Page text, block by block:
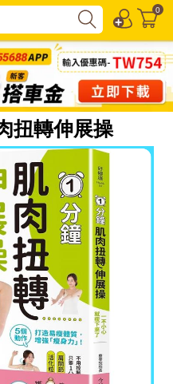
0
扭轉伸展操